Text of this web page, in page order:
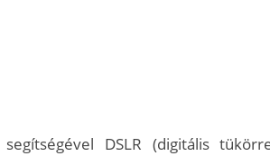
DSLR (digitális